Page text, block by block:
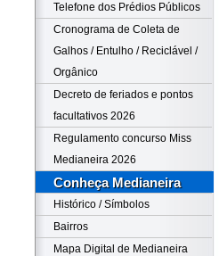
Telefone dos Prédios Públicos
Cronograma de Coleta de
Galhos / Entulho / Reciclável /
Orgânico
Decreto de feriados e pontos
facultativos 2026
Regulamento concurso Miss
Medianeira 2026
Conheça Medianeira
Histórico / Símbolos
Bairros
Mapa Digital de Medianeira